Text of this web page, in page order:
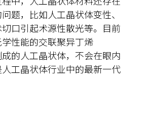
题，比如人工晶状体变性、
口引起术源性散光等。目前
性能的交联聚异丁烯
成的人工晶状体，不会在眼内
工晶状体行业中的最新一代